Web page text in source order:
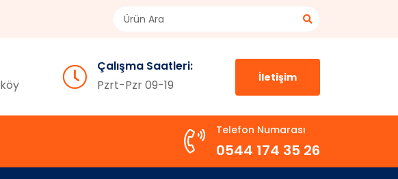
Çalışma Saatleri:
Pzrt-Pzr 09-19
İletişim
Telefon Numarası
0544 174 35 26